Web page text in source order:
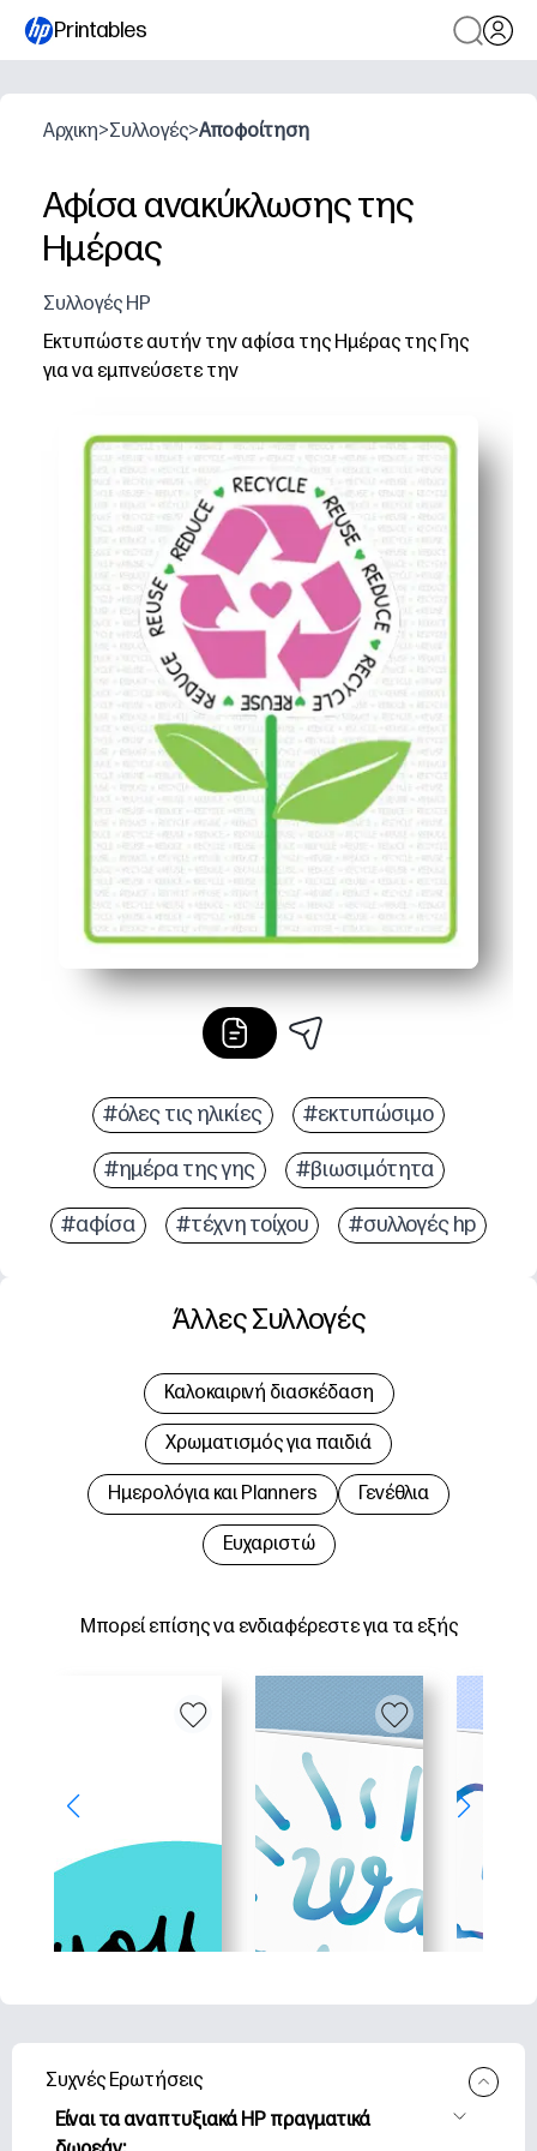
Printables
Αρχικη>Συλλογές>Αποφοίτηση
Αφίσα ανακύκλωσης της
Ημέρας
Συλλογές HP
Εκτυπώστε αυτήν την αφίσα της Ημέρας της Γης
για να εμπνεύσετε την
#όλες τις ηλικίες #εκτυπώσιμο
#ημέρα της γης #βιωσιμότητα
#αφίσα #τέχνη τοίχου #συλλογές hp
Μπορεί επίσης να ενδιαφέρεστε για τα εξής
Άλλες Συλλογές
Καλοκαιρινή διασκέδαση
Χρωματισμός για παιδιά
Hμερολόγια και Planners Γενέθλια
Ευχαριστώ
Συχνές Ερωτήσεις
Είναι τα αναπτυξιακά HP πραγματικά